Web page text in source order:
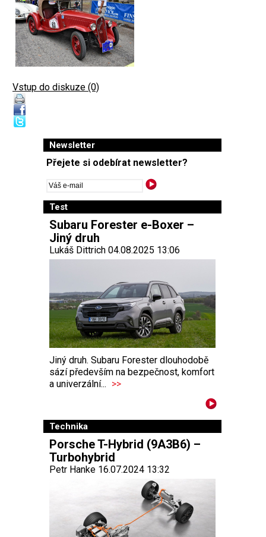
Vstup do diskuze (0)
Newsletter
Přejete si odebírat newsletter?
Test
Subaru Forester e-Boxer –
Jiný druh
Lukáš Dittrich 04.08.2025 13:06
Jiný druh. Subaru Forester dlouhodobě
sází především na bezpečnost, komfort
a univerzální... >>
Technika
Porsche T-Hybrid (9A3B6) –
Turbohybrid
Petr Hanke 16.07.2024 13:32